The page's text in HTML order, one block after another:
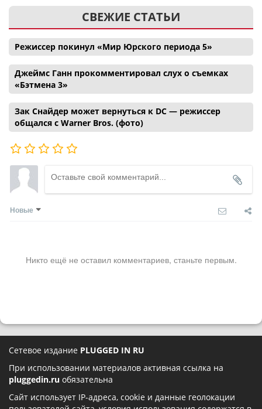
СВЕЖИЕ СТАТЬИ
Режиссер покинул «Мир Юрского периода 5»
Джеймс Ганн прокомментировал слух о съемках
«Бэтмена 3»
Зак Снайдер может вернуться к DC — режиссер
общался с Warner Bros. (фото)
Новые
Никто ещё не оставил комментариев, станьте первым.
Сетевое издание PLUGGED IN RU
При использовании материалов активная ссылка на
pluggedin.ru обязательна
Сайт использует IP-адреса, cookie и данные геолокации